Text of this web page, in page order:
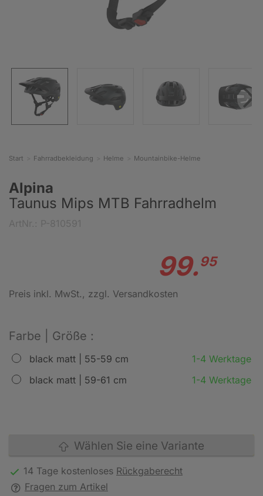
Start Fahrradbekleidung Helme Mountainbike-Helme
Alpina
Taunus Mips MTB Fahrradhelm
99.95
Preis inkl. MwSt., zzgl. Versandkosten
Farbe | Größe :
black matt | 55-59 cm
1-4 Werktage
black matt | 59-61 cm
1-4 Werktage
Wählen Sie eine Variante
14 Tage kostenloses Rückgaberecht
Fragen zum Artikel